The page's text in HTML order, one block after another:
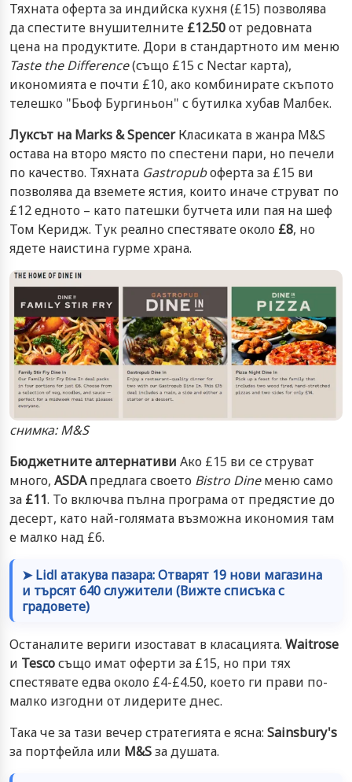
Тяхната оферта за индийска кухня (£15) позволява
да спестите внушителните £12.50от редовната
цена на продуктите. Дори в стандартното им меню
Taste the Difference(също £15 с Nectar карта),
икономията е почти £10, ако комбинирате скъпото
телешко "Бьоф Бургиньон" с бутилка хубав Малбек.
Луксът на Marks & SpencerКласиката в жанра M&S
остава на второ място по спестени пари, но печели
по качество. Тяхната Gastropubоферта за £15 ви
позволява да вземете ястия, които иначе струват по
£12 едното – като патешки бутчета или пая на шеф
Том Керидж. Тук реално спестявате около £8, но
ядете наистина гурме храна.
снимка: M&S
Бюджетните алтернативи Ако £15 ви се струват
много, ASDAпредлага своето Bistro Dineменю само
за £11. То включва пълна програма от предястие до
десерт, като най-голямата възможна икономия там
е малко над £6.
➤ Lidl атакува пазара: Отварят 19 нови магазина
и търсят 640 служители (Вижте списъка с
градовете)
Останалите вериги изостават в класацията. Waitrose
и Tescoсъщо имат оферти за £15, но при тях
спестявате едва около £4-£4.50, което ги прави по-
малко изгодни от лидерите днес.
Така че за тази вечер стратегията е ясна: Sainsbury's
за портфейла или M&Sза душата.